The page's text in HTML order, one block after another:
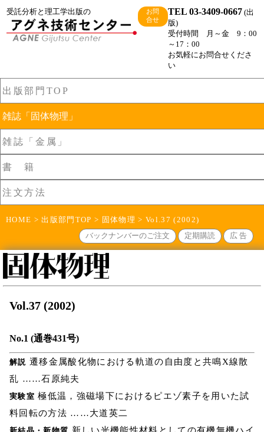
受託分析と理工学出版の
お問
合せ
TEL 03-3409-0667(出
版)
受付時間 月～金 9：00
～17：00
お気軽にお問合せくださ
い
出版部門TOP
雑誌「固体物理」
雑誌「金属」
書 籍
注文方法
HOME >出版部門TOP > 固体物理 > Vol.37 (2002)
バックナンバーのご注文
定期購読 広 告
Vol.37 (2002)
No.1 (通巻431号)
解説 遷移金属酸化物における軌道の自由度と共鳴X線散
乱 ……石原純夫
実験室 極低温，強磁場下におけるピエゾ素子を用いた試
料回転の方法 ……大道英二
新しい光機能性材料としての有機無機ハイ